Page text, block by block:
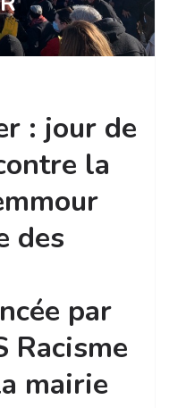
: jour de
la
des
par
Racisme
mairie